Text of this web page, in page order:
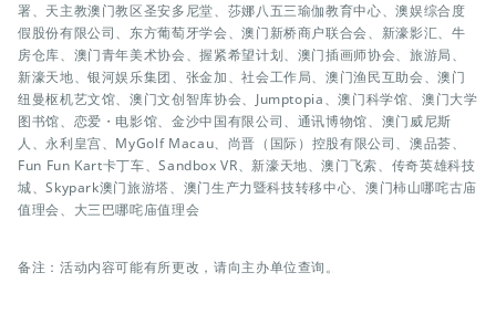
署、天主教澳门教区圣安多尼堂、莎娜八五三瑜伽教育中心、澳娱综合度
假股份有限公司、东方葡萄牙学会、澳门新桥商户联合会、新濠影汇、牛
房仓库、澳门青年美术协会、握紧希望计划、澳门插画师协会、旅游局、
新濠天地、银河娱乐集团、张金加、社会工作局、澳门渔民互助会、澳门
纽曼枢机艺文馆、澳门文创智库协会、Jumptopia、澳门科学馆、澳门大学
图书馆、恋爱・电影馆、金沙中国有限公司、通讯博物馆、澳门威尼斯
人、永利皇宫、MyGolf Macau、尚晋（国际）控股有限公司、澳品荟、
Fun Fun Kart卡丁车、Sandbox VR、新濠天地、澳门飞索、传奇英雄科技
城、Skypark澳门旅游塔、澳门生产力暨科技转移中心、澳门柿山哪咤古庙
值理会、大三巴哪咤庙值理会
备注：活动内容可能有所更改，请向主办单位查询。